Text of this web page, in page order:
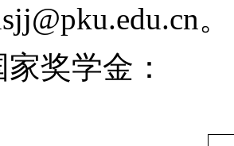
。
家奖学金：